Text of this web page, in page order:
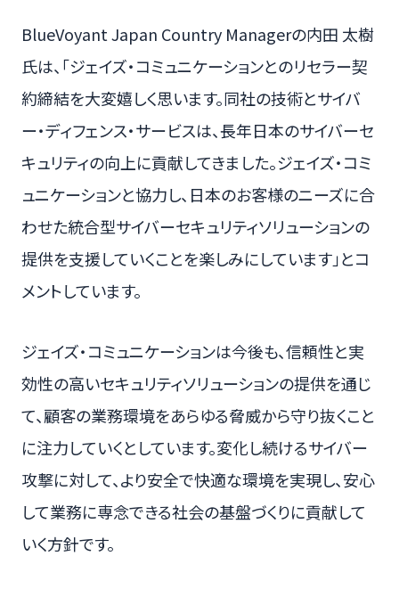
BlueVoyant Japan Country Managerの内田 太樹
氏は、「ジェイズ・コミュニケーションとのリセラー契
約締結を大変嬉しく思います。同社の技術とサイバ
ー・ディフェンス・サービスは、長年日本のサイバーセ
キュリティの向上に貢献してきました。ジェイズ・コミ
ュニケーションと協力し、日本のお客様のニーズに合
わせた統合型サイバーセキュリティソリューションの
提供を支援していくことを楽しみにしています」とコ
メントしています。
ジェイズ・コミュニケーションは今後も、信頼性と実
効性の高いセキュリティソリューションの提供を通じ
て、顧客の業務環境をあらゆる脅威から守り抜くこと
に注力していくとしています。変化し続けるサイバー
攻撃に対して、より安全で快適な環境を実現し、安心
して業務に専念できる社会の基盤づくりに貢献して
いく方針です。